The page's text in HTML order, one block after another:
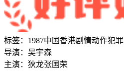
标签： 1987中国香港剧情动作犯罪
导演： 吴宇森
主演： 狄龙张国荣